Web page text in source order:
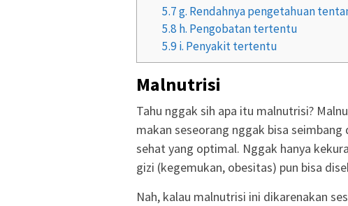
5.7g. Rendahnya pengetahuan
5.8 h. Pengobatan tertentu
5.9 i. Penyakit tertentu
Malnutrisi
Tahu nggak sih apa itu malnutrisi?
makan seseorang nggak bisa
sehat yang optimal. Nggak hanya
gizi (kegemukan, obesitas) pun bisa
Nah, kalau malnutrisi ini dikarenakan